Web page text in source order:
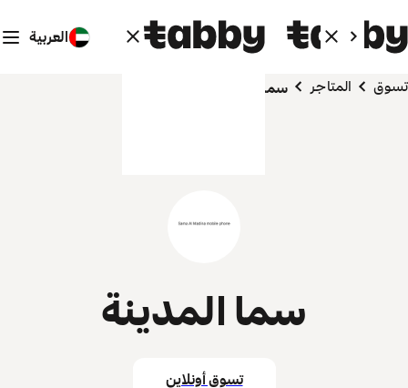
العربية
تسوق المتاجر سما المدينة
سما المدينة
تسوق أونلاين